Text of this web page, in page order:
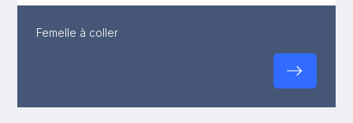
Femelle à coller